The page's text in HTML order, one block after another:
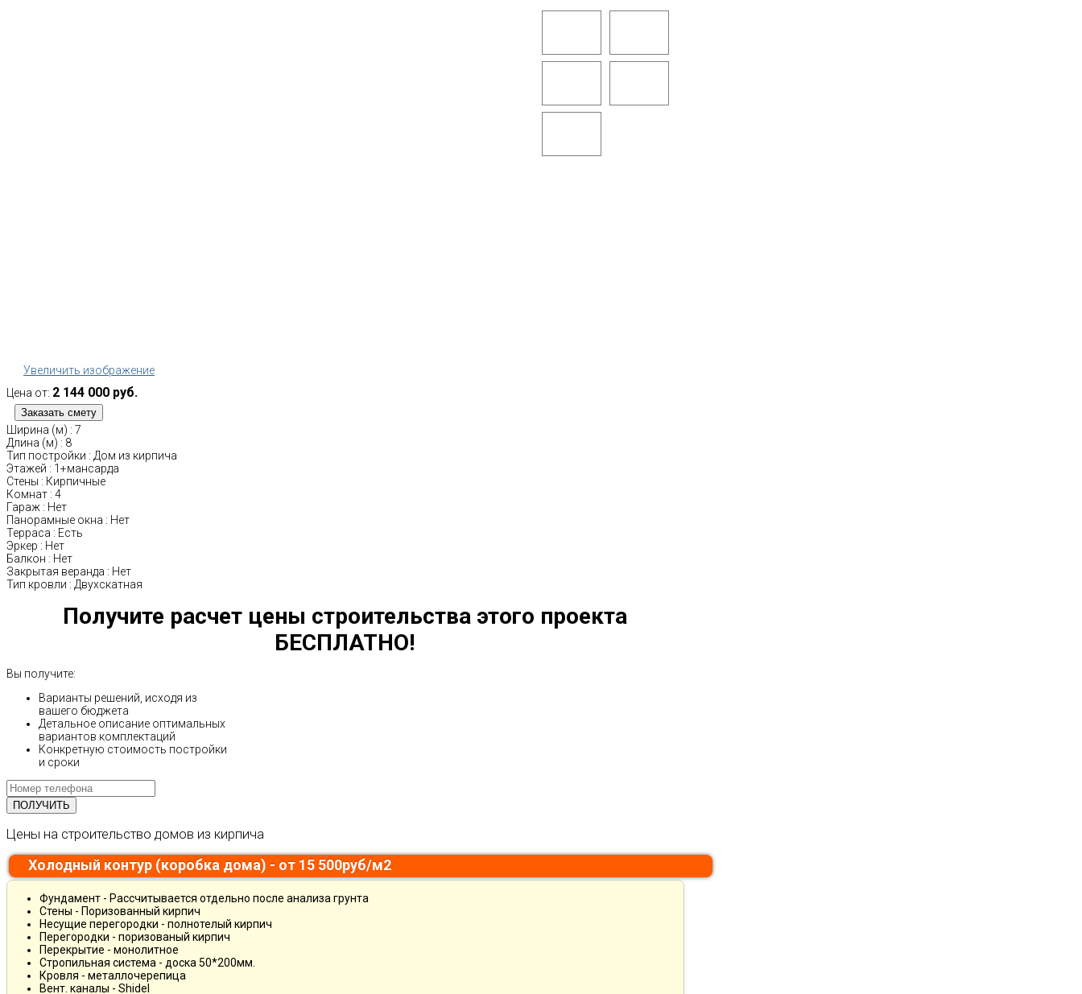
Увеличить изображение
Цена от: 2 144 000 руб.
Ширина (м) : 7
Длина (м) : 8
Тип постройки : Дом из кирпича
Этажей : 1+мансарда
Стены : Кирпичные
Комнат : 4
Гараж : Нет
Панорамные окна : Нет
Терраса : Есть
Эркер : Нет
Балкон : Нет
Закрытая веранда : Нет
Тип кровли : Двухскатная
Получите расчет цены строительства этого проекта
БЕСПЛАТНО!
Вы получите:
Варианты решений, исходя из
вашего бюджета
Детальное описание оптимальных
вариантов комплектаций
Конкретную стоимость постройки
и сроки
Цены на строительство домов из кирпича
Холодный контур (коробка дома) - от 15 500руб/м2
Фундамент - Рассчитывается отдельно после анализа грунта
Стены - Поризованный кирпич
Несущие перегородки - полнотелый кирпич
Перегородки - поризованый кирпич
Перекрытие - монолитное
Стропильная система - доска 50*200мм.
Кровля - металлочерепица
Вент. каналы - Shidel